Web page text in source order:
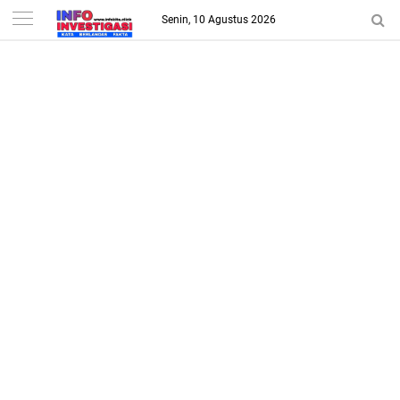
-->
Senin, 10 Agustus 2026